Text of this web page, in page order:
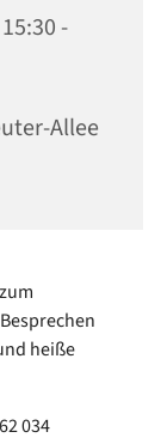
-
Allee
heiße
034